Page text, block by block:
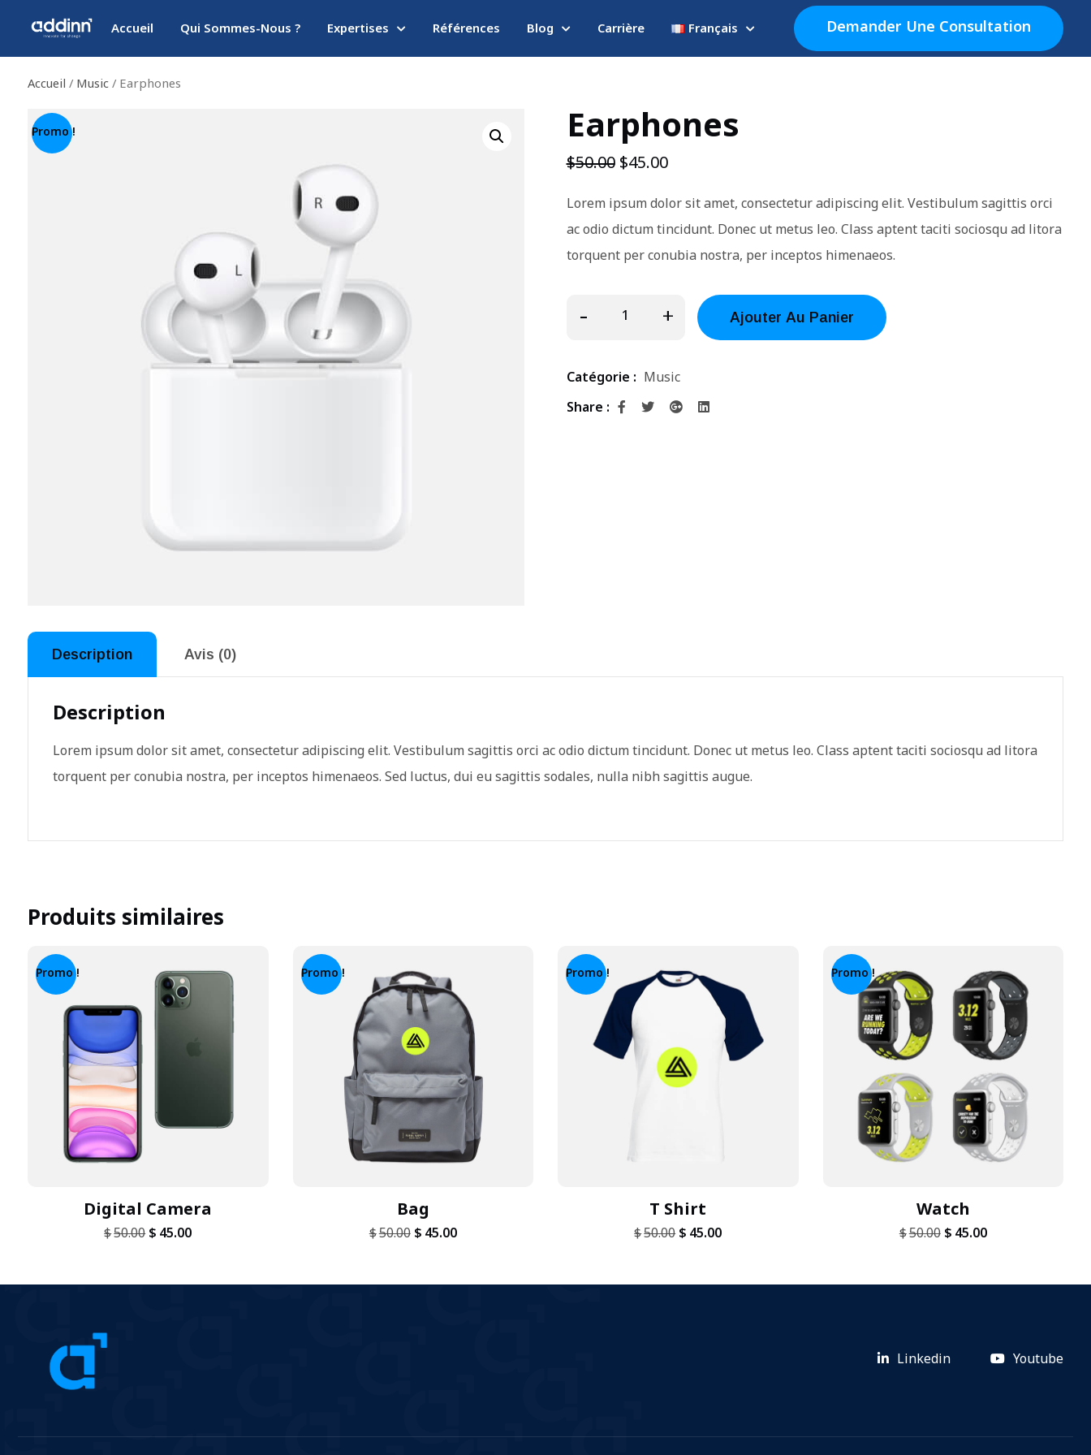
Accueil Qui Sommes-Nous ? Expertises Références Blog Carrière Français Demander Une Consultation
Accueil / Music / Earphones
Promo ! Earphones
$50.00 $45.00
Lorem ipsum dolor sit amet, consectetur adipiscing elit. Vestibulum sagittis orci
ac odio dictum tincidunt. Donec ut metus leo. Class aptent taciti sociosqu ad litora
torquent per conubia nostra, per inceptos himenaeos.
- + Ajouter Au Panier
Catégorie : Music
Share :
Description Avis (0)
Description
Lorem ipsum dolor sit amet, consectetur adipiscing elit. Vestibulum sagittis orci ac odio dictum tincidunt. Donec ut metus leo. Class aptent taciti sociosqu ad litora
torquent per conubia nostra, per inceptos himenaeos. Sed luctus, dui eu sagittis sodales, nulla nibh sagittis augue.
Produits similaires
Promo !
Digital Camera
$50.00 $ 45.00
Promo !
Bag
$50.00 $ 45.00
Promo !
T Shirt
$50.00 $ 45.00
Promo !
Watch
$50.00 $ 45.00
Linkedin Youtube